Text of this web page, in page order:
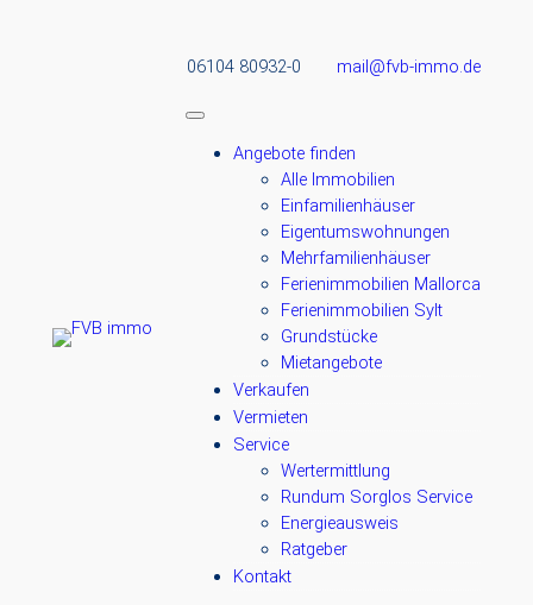
06104 80932-0 mail@fvb-immo.de
Angebote finden
Alle Immobilien
Einfamilienhäuser
Eigentumswohnungen
Mehrfamilienhäuser
Ferienimmobilien Mallorca
Ferienimmobilien Sylt
Grundstücke
Mietangebote
Verkaufen
Vermieten
Service
Wertermittlung
Rundum Sorglos Service
Energieausweis
Ratgeber
Kontakt